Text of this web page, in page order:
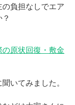
負担なしでエア
原状回復・敷金
いてみました。